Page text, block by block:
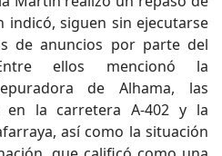
indicó, siguen sin ejecutarse
de anuncios por parte del
ellos mencionó la
de Alhama, las
en la carretera A-402 y la
así como la situación